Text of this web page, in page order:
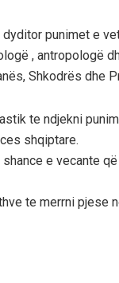
punimet e
, antropologë
Shkodrës dhe
te ndjekni
shqiptare.
e vecante
te merrni pjese